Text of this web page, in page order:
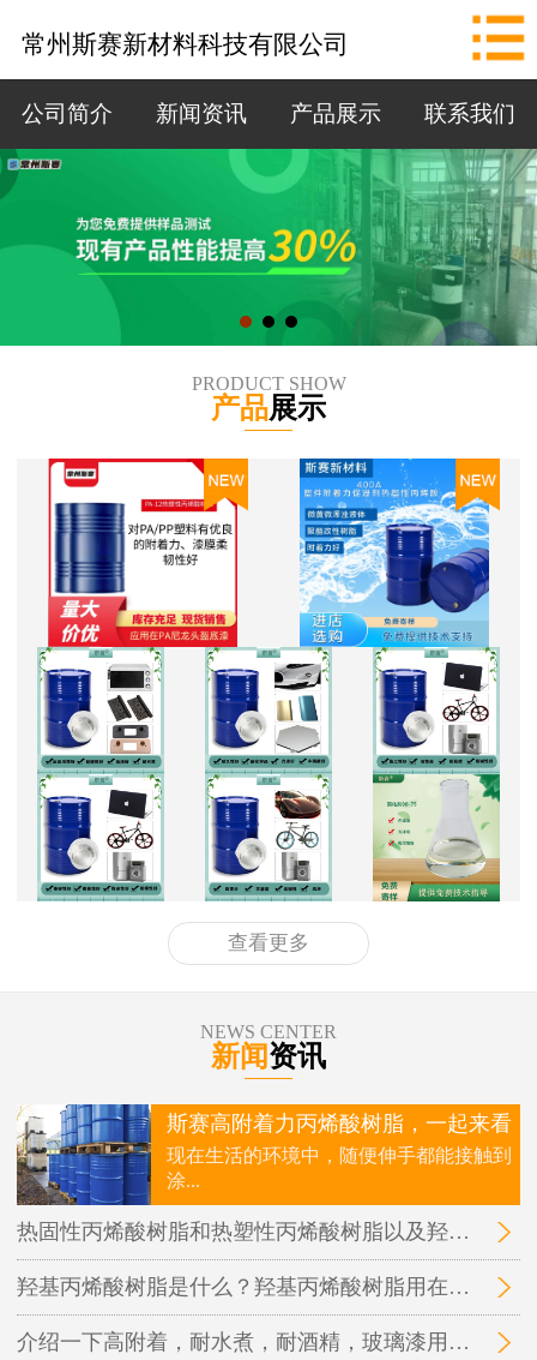
新闻资讯
产品展示
联系我们
拨打电话
常州斯赛新材料科技有限公司
公司简介 新闻资讯 产品展示 联系我们
PRODUCT SHOW
产品展示
查看更多
NEWS CENTER
新闻资讯
斯赛高附着力丙烯酸树脂，一起来看
现在生活的环境中，随便伸手都能接触到
涂...
热固性丙烯酸树脂和热塑性丙烯酸树脂以及羟基丙烯酸树脂三者之间的区别在哪里？
羟基丙烯酸树脂是什么？羟基丙烯酸树脂用在哪里？
介绍一下高附着，耐水煮，耐酒精，玻璃漆用的丙烯酸树脂